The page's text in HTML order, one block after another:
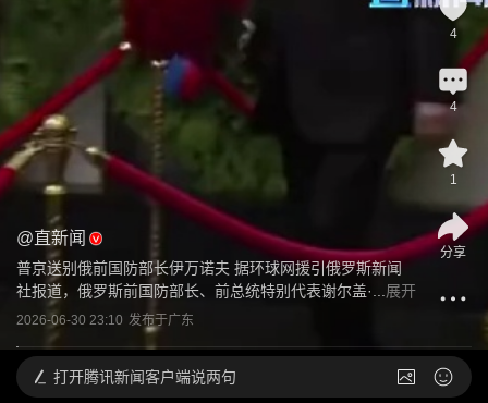
@直新闻
普京送别俄前国防部长伊万诺夫 据环球网援引俄罗斯新闻
社报道，俄罗斯前国防部长、前总统特别代表谢尔盖·... 展开
2026-06-30 23:10 发布于广东
4
4
1
分享
打开腾讯新闻客户端说两句